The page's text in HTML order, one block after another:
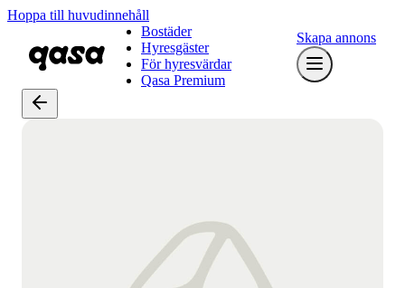
Hoppa till huvudinnehåll
Bostäder
Hyresgäster
För hyresvärdar
Qasa Premium
Skapa annons